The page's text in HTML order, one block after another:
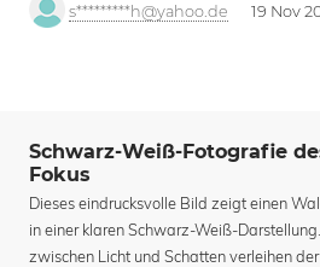
s*********h@yahoo.de 19 Nov
Schwarz-Weiß-Fotografie
Fokus
Dieses eindrucksvolle Bild zeigt einen
in einer klaren Schwarz-Weiß-
zwischen Licht und Schatten verleihen